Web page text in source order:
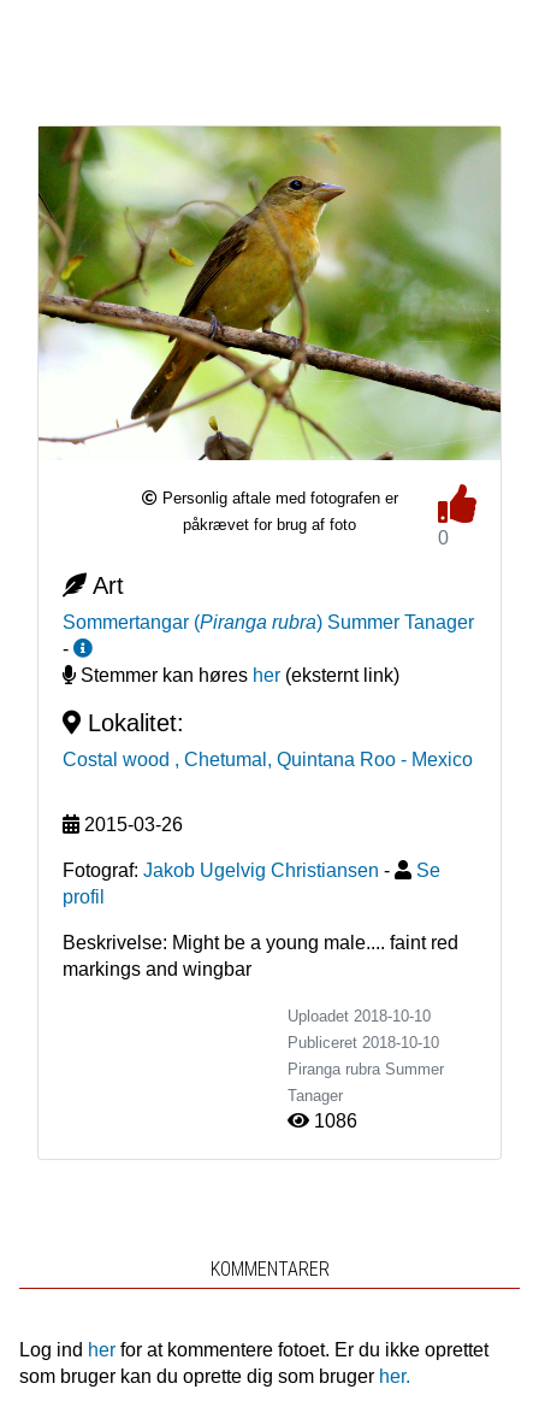
Personlig aftale med fotografen er
påkrævet for brug af foto
0
Art
Sommertangar (Piranga rubra) Summer Tanager
-
Stemmer kan høres her(eksternt link)
Lokalitet:
Costal wood , Chetumal, Quintana Roo - Mexico
2015-03-26
Fotograf: Jakob Ugelvig Christiansen -
Se
profil
Beskrivelse: Might be a young male.... faint red
markings and wingbar
Uploadet 2018-10-10
Publiceret 2018-10-10
Piranga rubra Summer
Tanager
1086
KOMMENTARER
Log ind herfor at kommentere fotoet. Er du ikke oprettet
som bruger kan du oprette dig som bruger her.